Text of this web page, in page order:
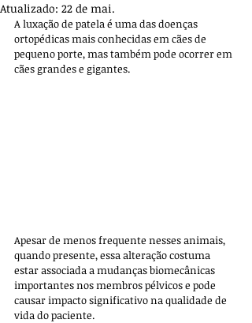
Atualizado: 22 de mai.
A luxação de patela é uma das doenças
ortopédicas mais conhecidas em cães de
pequeno porte, mas também pode ocorrer em
cães grandes e gigantes.
Apesar de menos frequente nesses animais,
quando presente, essa alteração costuma
estar associada a mudanças biomecânicas
importantes nos membros pélvicos e pode
causar impacto significativo na qualidade de
vida do paciente.